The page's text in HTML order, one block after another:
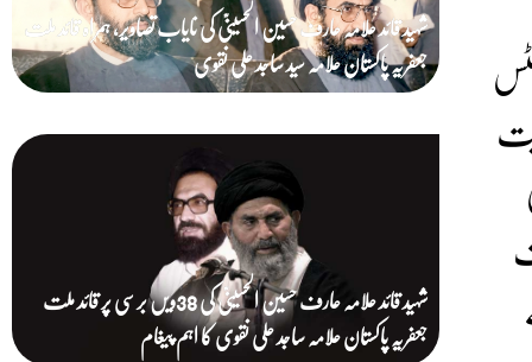
شہید قائد علامہ عارف حسین الحسینیؒ کی نایاب تصاویر، ہمراہ قائد ملت
جعفریہ پاکستان علامہ سید ساجد علی نقوی
شہید قائد علامہ عارف حسین الحسینیؒ کی 38ویں برسی پر قائد ملت
جعفریہ پاکستان علامہ ساجد علی نقوی کا اہم پیغام